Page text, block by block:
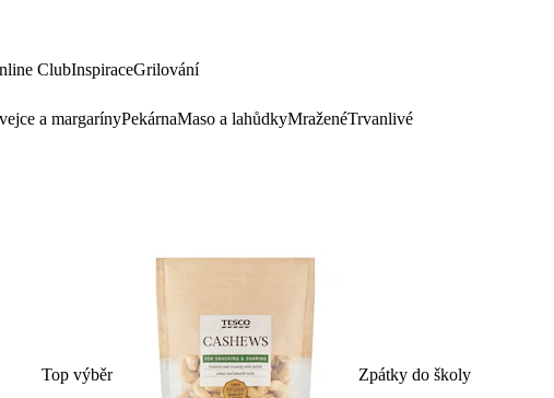
ClubInspiraceGrilování
a margarínyPekárnaMaso a lahůdkyMraženéTrvanlivé
Top výběr Zpátky do školy